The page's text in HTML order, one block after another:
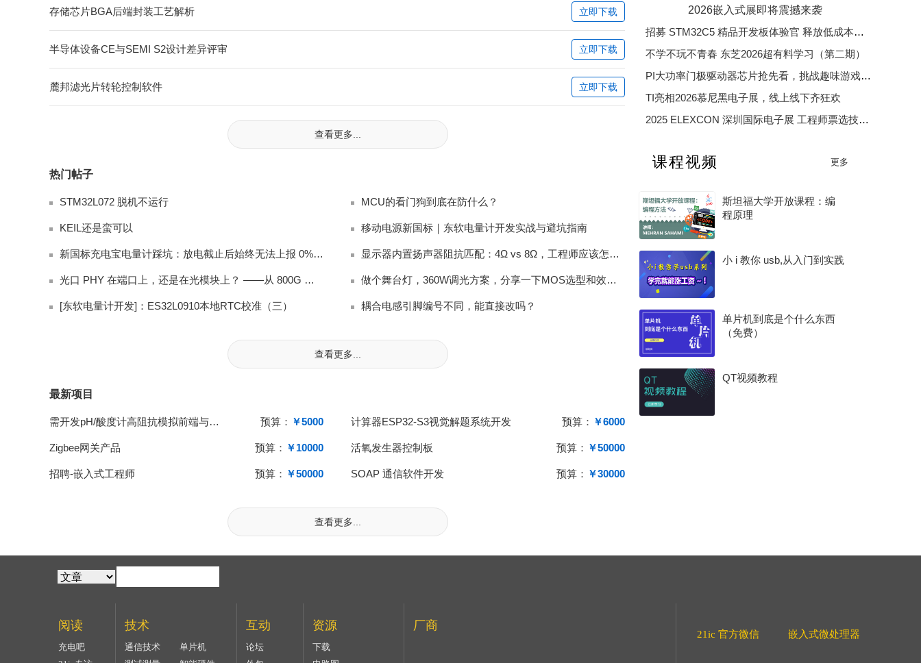
存储芯片BGA后端封装工艺解析 立即下载
半导体设备CE与SEMI S2设计差异评审 立即下载
麓邦滤光片转轮控制软件 立即下载
查看更多...
热门帖子
STM32L072 脱机不运行 MCU的看门狗到底在防什么？
KEIL还是蛮可以 移动电源新国标｜东软电量计开发实战与避坑指南
新国标充电宝电量计踩坑：放电截止后始终无法上报 0% 电量完整排查 显示器内置扬声器阻抗匹配：4Ω vs 8Ω，工程师应该怎么选？
光口 PHY 在端口上，还是在光模块上？ ——从 800G 架构讲起 做个舞台灯，360W调光方案，分享一下MOS选型和效率优化
[东软电量计开发]：ES32L0910本地RTC校准（三） 耦合电感引脚编号不同，能直接改吗？
查看更多...
最新项目
需开发pH/酸度计高阻抗模拟前端与单片机系统 预算： ￥5000 计算器ESP32-S3视觉解题系统开发 预算： ￥6000
Zigbee网关产品 预算： ￥10000 活氧发生器控制板 预算： ￥50000
招聘-嵌入式工程师 预算： ￥50000 SOAP 通信软件开发 预算： ￥30000
查看更多...
2026嵌入式展即将震撼来袭
招募 STM32C5 精品开发板体验官 释放低成本、低功耗、高效率开发魅力
不学不玩不青春 东芝2026超有料学习（第二期）
PI大功率门极驱动器芯片抢先看，挑战趣味游戏赢精美好礼
TI亮相2026慕尼黑电子展，线上线下齐狂欢
2025 ELEXCON 深圳国际电子展 工程师票选技术大奖
2025 年度电子产业卓越奖
课程视频 更多
斯坦福大学开放课程：编
程原理
小 i 教你 usb,从入门到实践
单片机到底是个什么东西
（免费）
QT视频教程
阅读
充电吧
技术
通信技术
单片机
互动
论坛
资源
下载
厂商
21ic 官方微信 嵌入式微处理器